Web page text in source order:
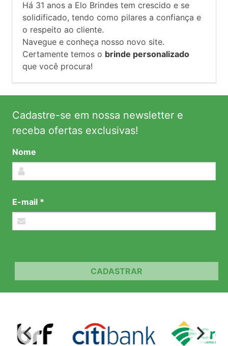
Há 31 anos a Elo Brindes tem crescido e se
solidificado, tendo como pilares a confiança e
o respeito ao cliente.
Navegue e conheça nosso novo site.
Certamente temos o brinde personalizado
que você procura!
Cadastre-se em nossa newsletter e
receba ofertas exclusivas!
Nome
E-mail *
CADASTRAR